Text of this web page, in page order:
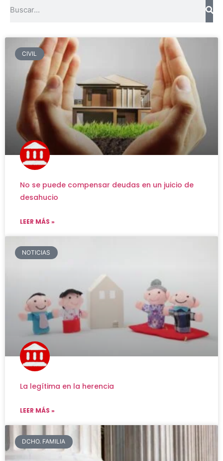
CIVIL
No se puede compensar deudas en un juicio de
desahucio
LEER MÁS »
NOTICIAS
La legítima en la herencia
LEER MÁS »
DCHO. FAMILIA